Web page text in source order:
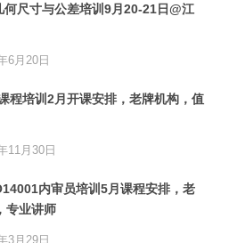
何尺寸与公差培训9月20-21日@江
6月20日
程培训2月开课安排，老牌机构，值
11月30日
内审员培训5月课程安排，老
专业讲师
3月29日